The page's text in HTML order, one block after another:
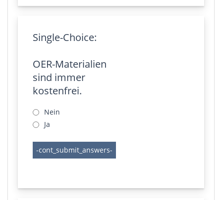
Single-Choice:
OER-Materialien
sind immer
kostenfrei.
Nein
Ja